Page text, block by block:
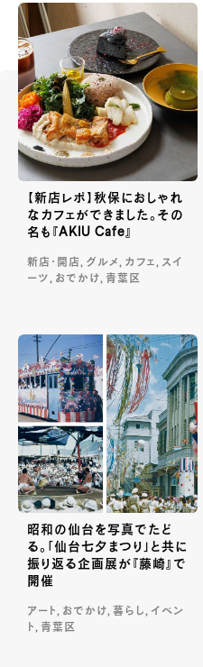
【新店レポ】秋保におしゃれ
なカフェができました。その
名も『AKIU Cafe』
新店・開店, グルメ, カフェ, スイ
ーツ, おでかけ, 青葉区
昭和の仙台を写真でたど
る。「仙台七夕まつり」と共に
振り返る企画展が『藤崎』で
開催
アート, おでかけ, 暮らし, イベン
ト, 青葉区